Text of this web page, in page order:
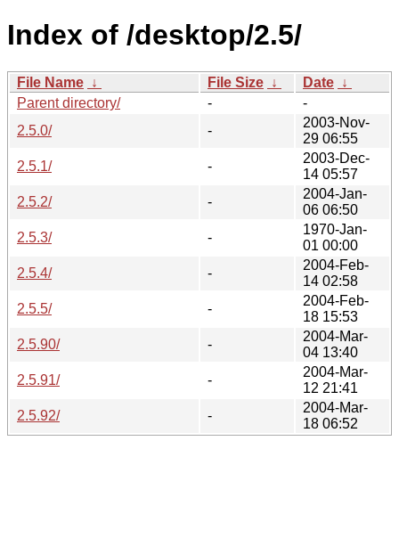
Index of /desktop/2.5/
File Name ↓ File Size ↓ Date ↓
Parent directory/
-
-
2.5.0/
-
2003-Nov-
29 06:55
2.5.1/
-
2003-Dec-
14 05:57
2.5.2/
-
2004-Jan-
06 06:50
2.5.3/
-
1970-Jan-
01 00:00
2.5.4/
-
2004-Feb-
14 02:58
2.5.5/
-
2004-Feb-
18 15:53
2.5.90/
-
2004-Mar-
04 13:40
2.5.91/
-
2004-Mar-
12 21:41
2.5.92/
-
2004-Mar-
18 06:52